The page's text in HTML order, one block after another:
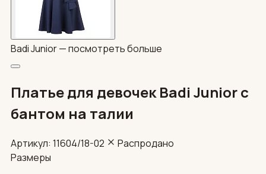
Badi Junior —посмотреть больше
Платье для девочек Badi Junior с
бантом на талии
Артикул: 11604/18-02
Распродано
Размеры